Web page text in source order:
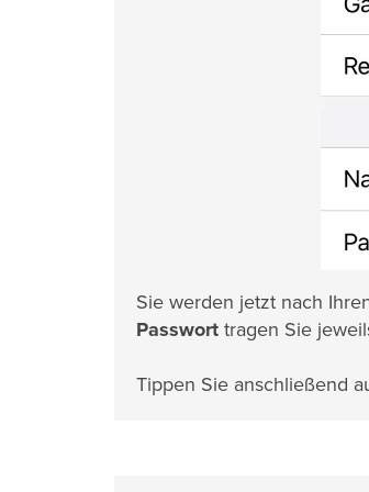
Sie werden jetzt nach
Passwort tragen Sie
Tippen Sie anschließend